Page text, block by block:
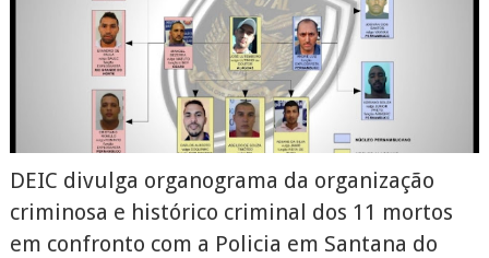
DEIC divulga organograma da organização
criminosa e histórico criminal dos 11 mortos
em confronto com a Policia em Santana do